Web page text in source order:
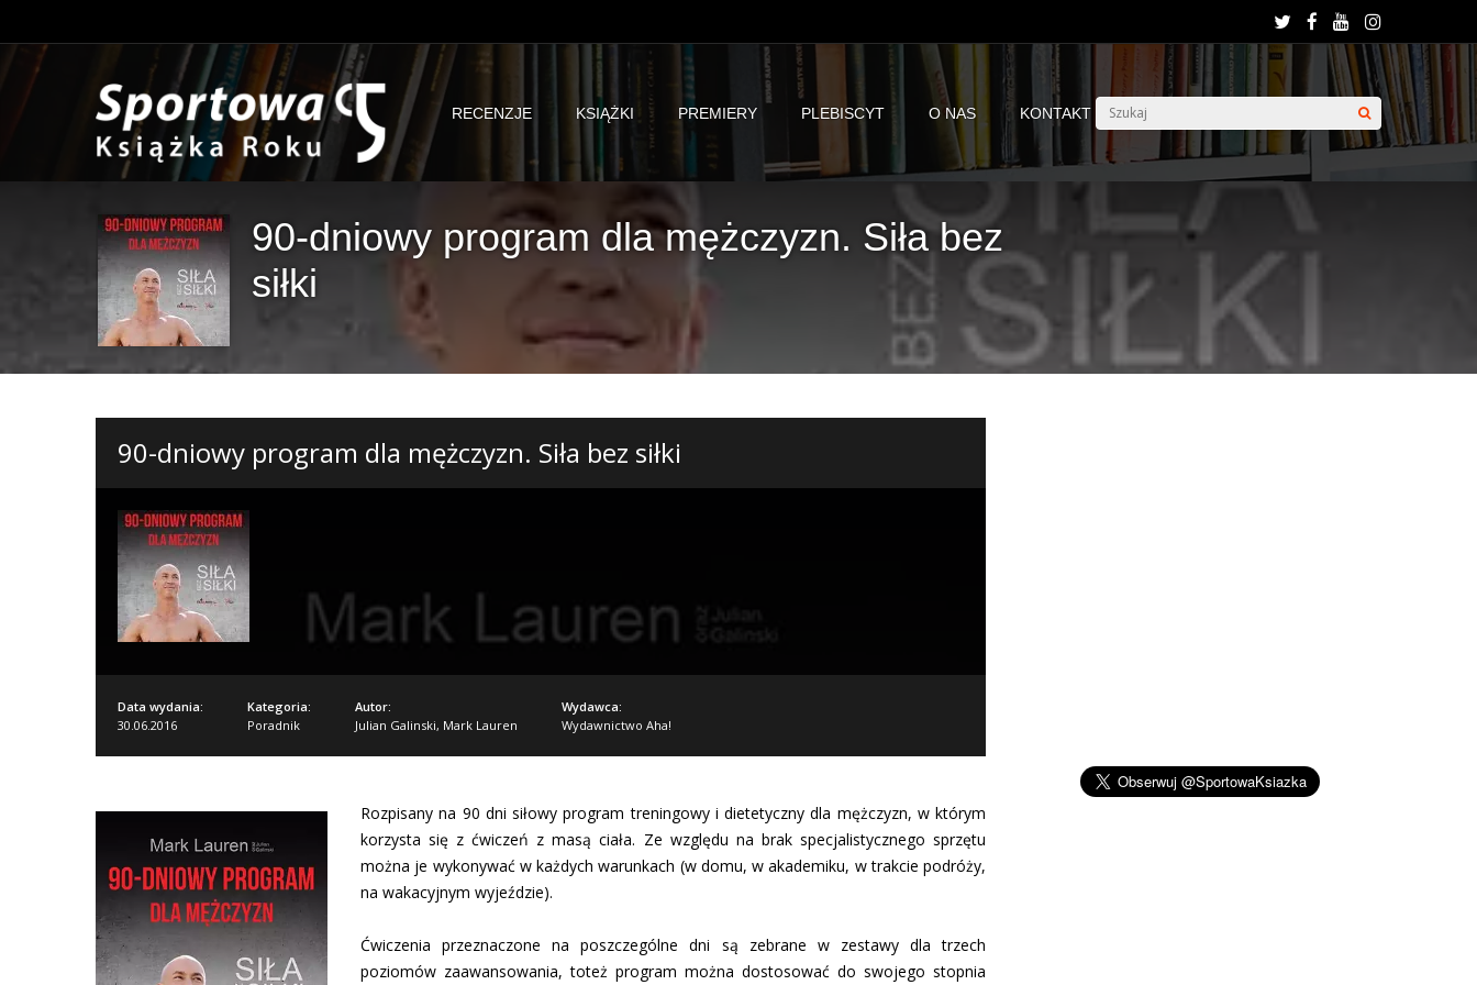
RECENZJE KSIĄŻKI PREMIERY PLEBISCYT O NAS KONTAKT
90-dniowy program dla mężczyzn. Siła bez
siłki
90-dniowy program dla mężczyzn. Siła bez siłki
Data wydania:
30.06.2016
Kategoria:
Poradnik
Autor:
Julian Galinski, Mark Lauren
Wydawca:
Wydawnictwo Aha!
Rozpisany na 90 dni siłowy program treningowy i dietetyczny dla mężczyzn, w którym
korzysta się z ćwiczeń z masą ciała. Ze względu na brak specjalistycznego sprzętu
można je wykonywać w każdych warunkach (w domu, w akademiku, w trakcie podróży,
na wakacyjnym wyjeździe).
Ćwiczenia przeznaczone na poszczególne dni są zebrane w zestawy dla trzech
poziomów zaawansowania, toteż program można dostosować do swojego stopnia